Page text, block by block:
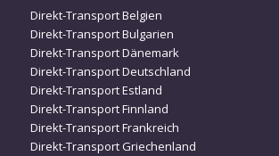
Direkt-Transport Belgien
Direkt-Transport Bulgarien
Direkt-Transport Dänemark
Direkt-Transport Deutschland
Direkt-Transport Estland
Direkt-Transport Finnland
Direkt-Transport Frankreich
Direkt-Transport Griechenland